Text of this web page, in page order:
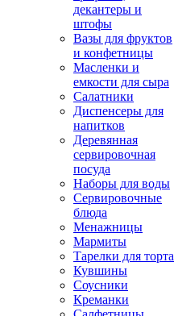
декантеры и
штофы
Вазы для фруктов
и конфетницы
Масленки и
емкости для сыра
Салатники
Диспенсеры для
напитков
Деревянная
сервировочная
посуда
Наборы для воды
Сервировочные
блюда
Менажницы
Мармиты
Тарелки для торта
Кувшины
Соусники
Креманки